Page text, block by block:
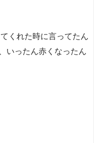
くれた時に言ってたん
いったん赤くなったん